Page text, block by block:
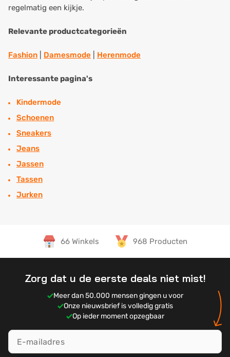
regelmatig een kijkje.
Relevante productcategorieën
Fashion Damesmode Herenmode
Interessante pagina's
Kindermode
Schoenen
Sneakers
Jeans
Jassen
Tassen
Jurken
66 Winkels 968 Producten
Zorg dat u de eerste deals niet mist!
Meer dan 50.000 mensen gingen u voor
Onze nieuwsbrief is volledig gratis
Op ieder moment opzegbaar